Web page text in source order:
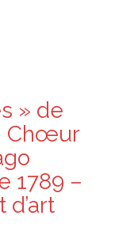
» de
Chœur
1789 –